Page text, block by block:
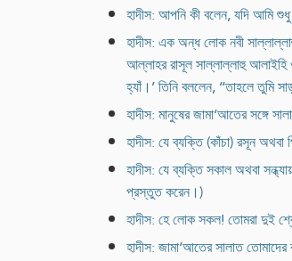
হাদীস: আপনি কী বলেন, যদি আমি শুধু
হাদীস: এক অন্ধ লোক নবী
আল্লাহর রাসূল সাল্লাল্লাহু
হ্যাঁ।’ তিনি বললেন, ‘‘তাহলে তুমি
হাদীস: মানুষের জামা‘আতের সঙ্গে
হাদীস: যে ব্যক্তি (কাঁচা) রসূন
হাদীস: যে ব্যক্তি সকাল অথবা
প্রস্তুত করেন।)
হাদীস: হে লোক সকল! তোমরা দুই
হাদীস: জামা‘আতের সালাত